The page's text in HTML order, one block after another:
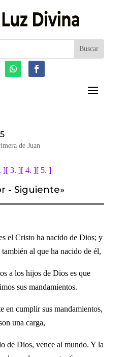
de Juan
][ 3. ][ 4. ][ 5. ]
-Siguiente»
el Cristo ha nacido de Dios; y
al que ha nacido de él,
a los hijos de Dios es que
sus mandamientos.
en cumplir sus mandamientos,
una carga,
de Dios, vence al mundo. Y la